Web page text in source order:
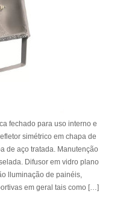
fechado para uso interno e
simétrico em chapa de
de aço tratada. Manutenção
Difusor em vidro plano
lluminação de painéis,
em geral tais como […]